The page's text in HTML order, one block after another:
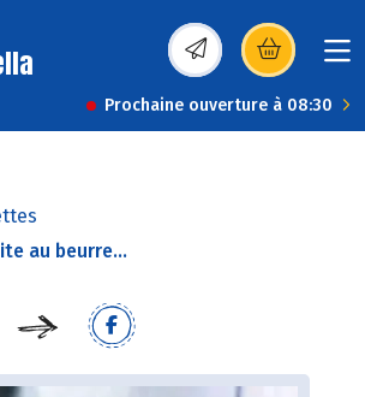
(s’ouvre dans une
Prochaine ouverture à 08:30
au beurre...